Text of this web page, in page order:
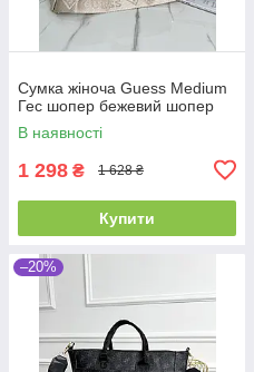
Сумка жіноча Guess Medium
Гес шопер бежевий шопер
В наявності
1 298 ₴ 1 628 ₴
Купити
–20%